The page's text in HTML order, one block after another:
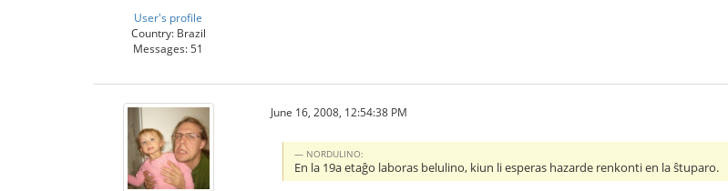
User's profile
Country: Brazil
Messages: 51
June 16, 2008, 12:54:38 PM
NORDULINO:
En la 19a etaĝo laboras belulino, kiun li esperas hazarde renkonti en la ŝtuparo.